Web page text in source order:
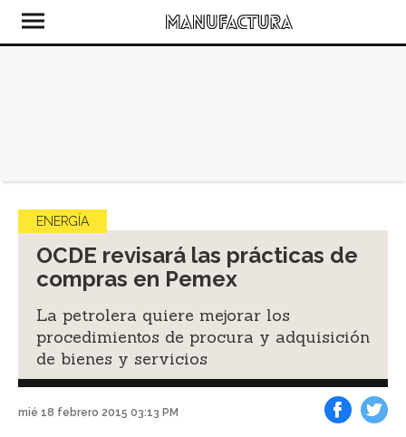
ENERGÍA
OCDE revisará las prácticas de
compras en Pemex
La petrolera quiere mejorar los
procedimientos de procura y adquisición
de bienes y servicios
mié 18 febrero 2015 03:13 PM